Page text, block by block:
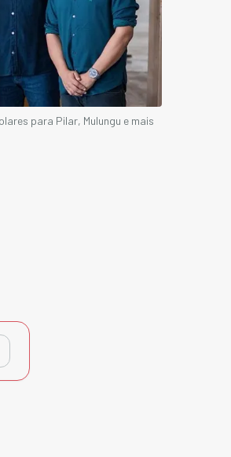
para Pilar, Mulungu e mais